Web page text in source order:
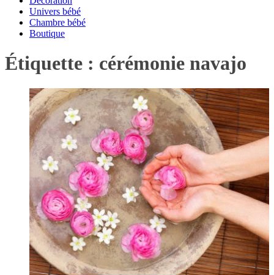
Univers bébé
Chambre bébé
Boutique
Étiquette : cérémonie navajo